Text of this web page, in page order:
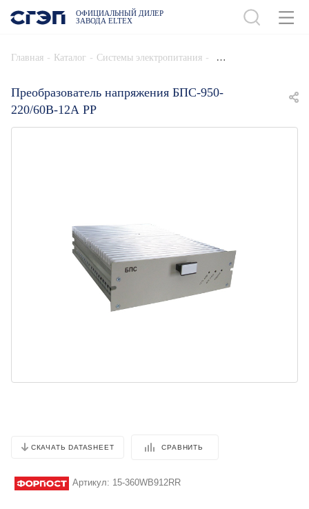
ОФИЦИАЛЬНЫЙ ДИЛЕР
ЗАВОДА ELTEX
Главная - Каталог - Системы электропитания -
Преобразователь напряжения БПС-950-
220/60В-12А РР
СКАЧАТЬ DATASHEET СРАВНИТЬ
Артикул: 15-360WB912RR